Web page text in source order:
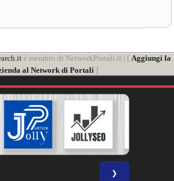
è membro di NetworkPortali.it | [ Aggiungi la
al Network di Portali ]
❯